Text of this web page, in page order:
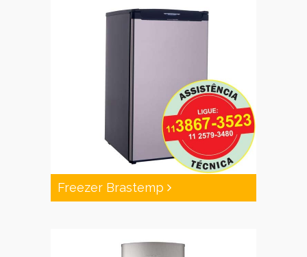
Freezer Brastemp